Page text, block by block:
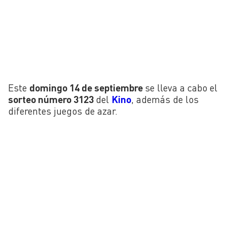
Este domingo 14 de septiembre se lleva a cabo el
sorteo número 3123 del Kino , además de los
diferentes juegos de azar.